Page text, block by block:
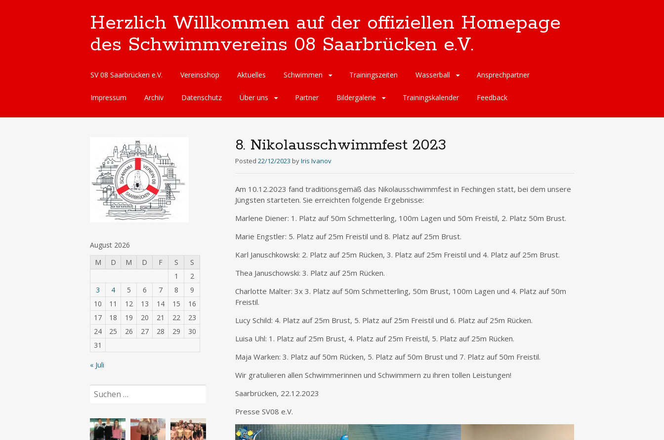
Herzlich Willkommen auf der offiziellen Homepage
des Schwimmvereins 08 Saarbrücken e.V.
Skip
content
SV 08 Saarbrücken e.V. Vereinsshop Aktuelles Schwimmen Trainingszeiten Wasserball Ansprechpartner
Impressum Archiv Datenschutz Über uns Partner Bildergalerie Trainingskalender Feedback
8. Nikolausschwimmfest 2023
Posted 22/12/2023 byIris Ivanov
Am 10.12.2023 fand traditionsgemäß das Nikolausschwimmfest in Fechingen statt, bei dem unsere
Jüngsten starteten. Sie erreichten folgende Ergebnisse:
Marlene Diener: 1. Platz auf 50m Schmetterling, 100m Lagen und 50m Freistil, 2. Platz 50m Brust.
Marie Engstler: 5. Platz auf 25m Freistil und 8. Platz auf 25m Brust.
Karl Januschkowski: 2. Platz auf 25m Rücken, 3. Platz auf 25m Freistil und 4. Platz auf 25m Brust.
Thea Januschowski: 3. Platz auf 25m Rücken.
Charlotte Malter: 3x 3. Platz auf 50m Schmetterling, 50m Brust, 100m Lagen und 4. Platz auf 50m
Freistil.
Lucy Schild: 4. Platz auf 25m Brust, 5. Platz auf 25m Freistil und 6. Platz auf 25m Rücken.
Luisa Uhl: 1. Platz auf 25m Brust, 4. Platz auf 25m Freistil, 5. Platz auf 25m Rücken.
Maja Warken: 3. Platz auf 50m Rücken, 5. Platz auf 50m Brust und 7. Platz auf 50m Freistil.
Wir gratulieren allen Schwimmerinnen und Schwimmern zu ihren tollen Leistungen!
Saarbrücken, 22.12.2023
Presse SV08 e.V.
August 2026
M
D M D F S
S
1
2
3
4 5 6 7 8
9
10
11 12 13 14 15
16
17
18 19 20 21 22
23
24
25 26 27 28 29
30
31
« Juli
Suchen
nach: